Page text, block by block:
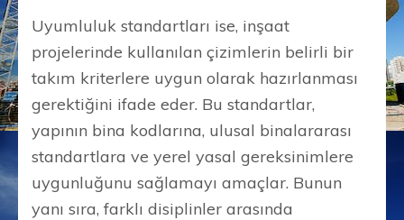
Uyumluluk standartları ise, inşaat
projelerinde kullanılan çizimlerin belirli bir
takım kriterlere uygun olarak hazırlanması
gerektiğini ifade eder. Bu standartlar,
yapının bina kodlarına, ulusal binalararası
standartlara ve yerel yasal gereksinimlere
uygunluğunu sağlamayı amaçlar. Bunun
yanı sıra, farklı disiplinler arasında